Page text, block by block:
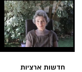
חדשות ארציות